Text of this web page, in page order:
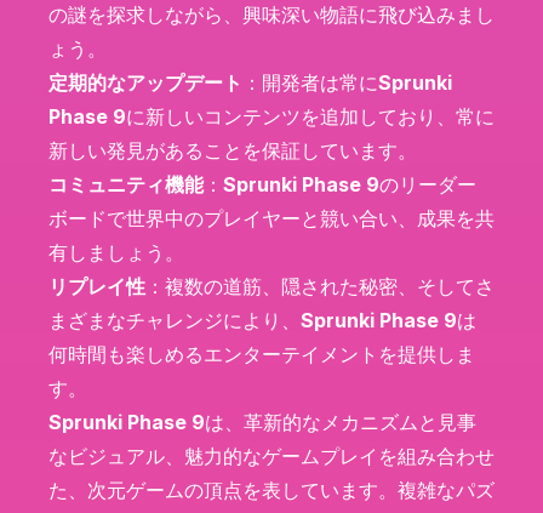
の謎を探求しながら、興味深い物語に飛び込みまし
ょう。
定期的なアップデート ：開発者は常にSprunki
Phase 9に新しいコンテンツを追加しており、常に
新しい発見があることを保証しています。
コミュニティ機能： Sprunki Phase 9のリーダー
ボードで世界中のプレイヤーと競い合い、成果を共
有しましょう。
リプレイ性 ：複数の道筋、隠された秘密、そしてさ
まざまなチャレンジにより、 Sprunki Phase 9は
何時間も楽しめるエンターテイメントを提供しま
す。
Sprunki Phase 9は、革新的なメカニズムと見事
なビジュアル、魅力的なゲームプレイを組み合わせ
た、次元ゲームの頂点を表しています。複雑なパズ